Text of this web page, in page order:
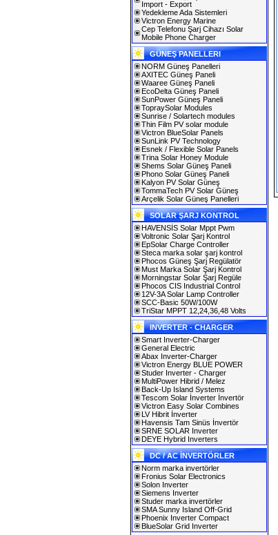
Import - Export
Yedekleme Ada Sistemleri
Victron Energy Marine
Cep Telefonu Şarj Cihazı Solar
Mobile Phone Charger
GÜNEŞ PANELLERI
NORM Güneş Panelleri
AXITEC Güneş Paneli
Waaree Güneş Paneli
EcoDelta Güneş Paneli
SunPower Güneş Paneli
TopraySolar Modules
Sunrise / Solartech modules
Thin Film PV solar module
Victron BlueSolar Panels
SunLink PV Technology
Esnek / Flexible Solar Panels
Trina Solar Honey Module
Shems Solar Güneş Paneli
Phono Solar Güneş Paneli
Kalyon PV Solar Güneş
TommaTech PV Solar Güneş
Arçelik Solar Güneş Panelleri
SOLAR ŞARJ KONTROL
HAVENSİS Solar Mppt Pwm
Voltronic Solar Şarj Kontrol
EpSolar Charge Controller
Steca marka solar şarj kontrol
Phocos Güneş Şarj Regülatör
Must Marka Solar Şarj Kontrol
Morningstar Solar Şarj Regüle
Phocos CIS Industrial Control
12V-3A Solar Lamp Controller
SCC-Basic 50W/100W
TriStar MPPT 12,24,36,48 Volts
INVERTER - CHARGER
Smart Inverter-Charger
General Electric
Abax Inverter-Charger
Victron Energy BLUE POWER
Studer Inverter - Charger
MultiPower Hibrid / Melez
Back-Up Island Systems
Tescom Solar İnverter İnvertör
Victron Easy Solar Combines
LV Hibrit İnverter
Havensis Tam Sinüs İnvertör
SRNE SOLAR Inverter
DEYE Hybrid Inverters
DC / AC İNVERTÖRLER
Norm marka invertörler
Fronius Solar Electronics
Solon Inverter
Siemens Inverter
Studer marka invertörler
SMA Sunny Island Off-Grid
Phoenix Inverter Compact
BlueSolar Grid Inverter